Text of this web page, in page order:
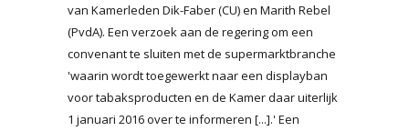
van Kamerleden Dik-Faber (CU) en Marith Rebel
(PvdA). Een verzoek aan de regering om een
convenant te sluiten met de supermarktbranche
'waarin wordt toegewerkt naar een displayban
voor tabaksproducten en de Kamer daar uiterlijk
1 januari 2016 over te informeren [...].' Een